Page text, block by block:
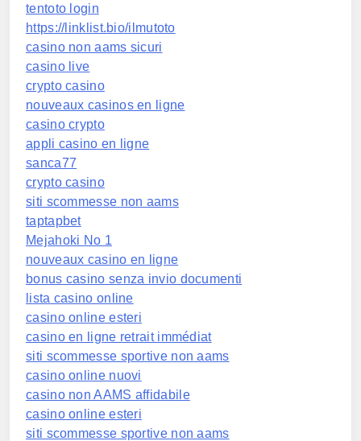
tentoto login
https://linklist.bio/ilmutoto
casino non aams sicuri
casino live
crypto casino
nouveaux casinos en ligne
casino crypto
appli casino en ligne
sanca77
crypto casino
siti scommesse non aams
taptapbet
Mejahoki No 1
nouveaux casino en ligne
bonus casino senza invio documenti
lista casino online
casino online esteri
casino en ligne retrait immédiat
siti scommesse sportive non aams
casino online nuovi
casino non AAMS affidabile
casino online esteri
siti scommesse sportive non aams